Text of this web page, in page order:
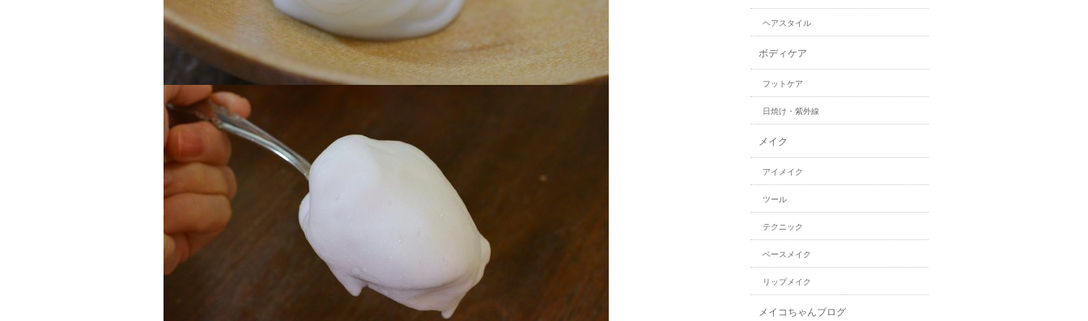
ヘアスタイル
ボディケア
フットケア
日焼け・紫外線
メイク
アイメイク
ツール
テクニック
ベースメイク
リップメイク
メイコちゃんブログ